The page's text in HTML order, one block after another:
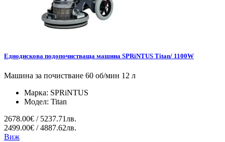
Еднодискова подопочистваща машина SPRiNTUS Titan/ 1100W
Машина за почистване 60 об/мин 12 л
Марка: SPRiNTUS
Модел: Titan
2678.00€ / 5237.71лв.
2499.00€ / 4887.62лв.
Виж